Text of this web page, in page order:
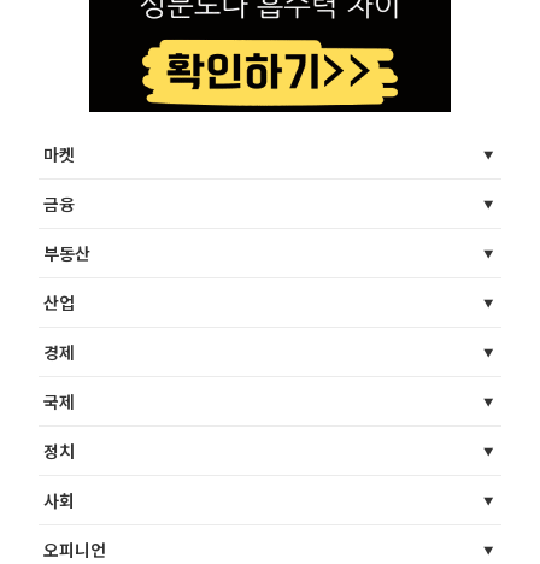
마켓
금융
부동산
산업
경제
국제
정치
사회
오피니언